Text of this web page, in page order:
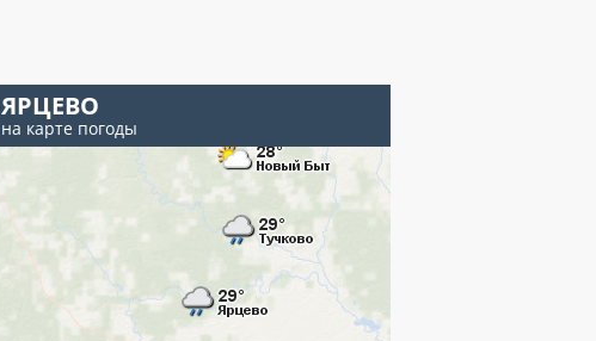
ЯРЦЕВО
на карте погоды